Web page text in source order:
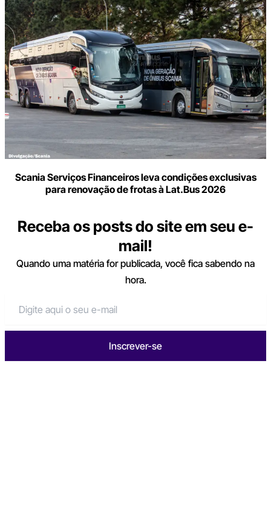
Scania Serviços Financeiros leva condições exclusivas
para renovação de frotas à Lat.Bus 2026
Receba os posts do site em seu e-
mail!
Quando uma matéria for publicada, você fica sabendo na
hora.
Inscrever-se